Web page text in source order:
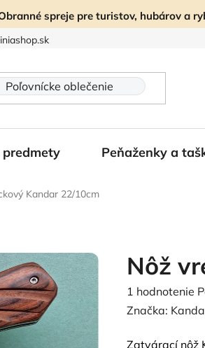
spreje pre turistov, hubárov a
Peňaženky a
Kandar 22/10cm
Nôž
Priemerné
hodnotenie
1 hodnotenie
Značka:
Zatvárací nôž